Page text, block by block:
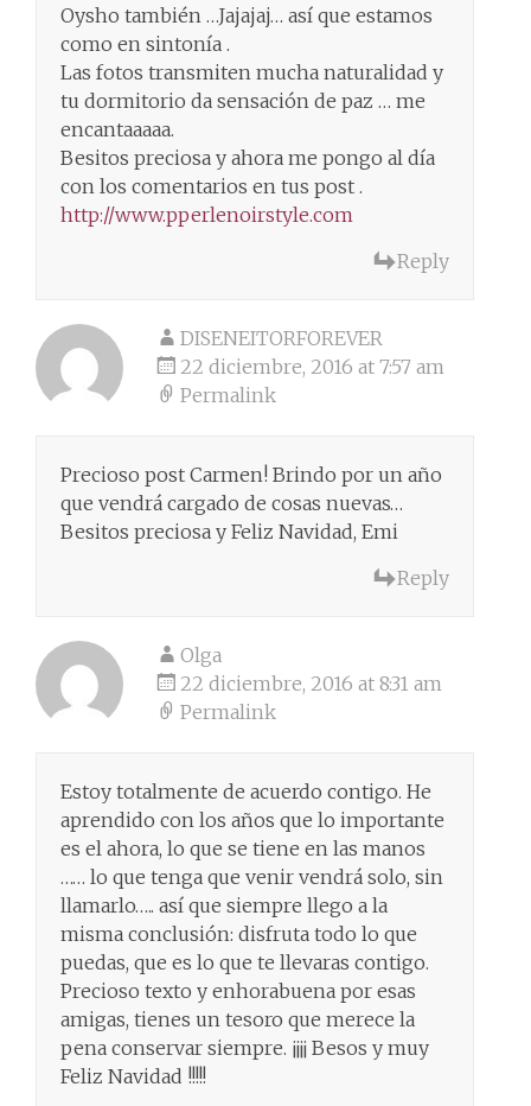
Oysho también …Jajajaj… así que estamos
como en sintonía .
Las fotos transmiten mucha naturalidad y
tu dormitorio da sensación de paz … me
encantaaaaa.
Besitos preciosa y ahora me pongo al día
con los comentarios en tus post .
http://www.pperlenoirstyle.com
Reply
DISENEITORFOREVER
22 diciembre, 2016 at 7:57 am
Permalink
Precioso post Carmen! Brindo por un año
que vendrá cargado de cosas nuevas…
Besitos preciosa y Feliz Navidad, Emi
Reply
Olga
22 diciembre, 2016 at 8:31 am
Permalink
Estoy totalmente de acuerdo contigo. He
aprendido con los años que lo importante
es el ahora, lo que se tiene en las manos
…… lo que tenga que venir vendrá solo, sin
llamarlo….. así que siempre llego a la
misma conclusión: disfruta todo lo que
puedas, que es lo que te llevaras contigo.
Precioso texto y enhorabuena por esas
amigas, tienes un tesoro que merece la
pena conservar siempre. ¡¡¡¡ Besos y muy
Feliz Navidad !!!!!